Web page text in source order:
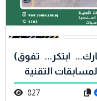
ابتكر... تفوق)
التقنية
827